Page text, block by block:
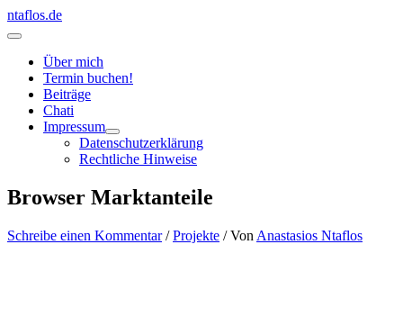
Zum
Inhalt
ntaflos.de
Hauptmenü
Über mich
Termin buchen!
Beiträge
Chati
Impressum
Datenschutzerklärung
Rechtliche Hinweise
Browser Marktanteile
Schreibe einen Kommentar /Projekte / Von Anastasios Ntaflos